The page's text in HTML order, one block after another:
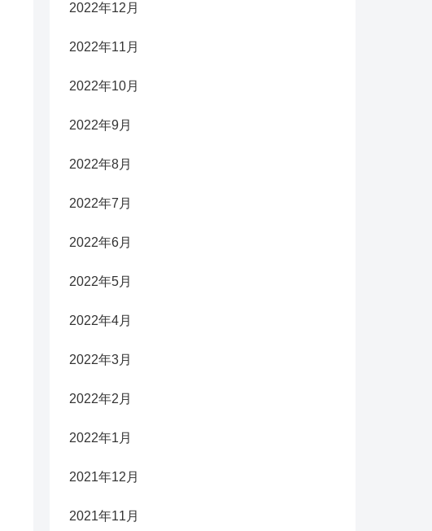
2022年12月
2022年11月
2022年10月
2022年9月
2022年8月
2022年7月
2022年6月
2022年5月
2022年4月
2022年3月
2022年2月
2022年1月
2021年12月
2021年11月